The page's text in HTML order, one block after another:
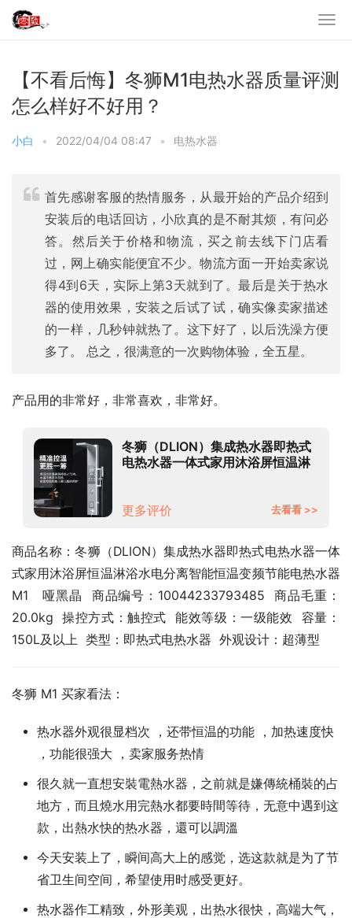
【不看后悔】冬狮M1电热水器质量评测
怎么样好不好用？
小白 • 2022/04/04 08:47 • 电热水器
首先感谢客服的热情服务，从最开始的产品介绍到
安装后的电话回访，小欣真的是不耐其烦，有问必
答。然后关于价格和物流，买之前去线下门店看
过，网上确实能便宜不少。物流方面一开始卖家说
得4到6天，实际上第3天就到了。最后是关于热水
器的使用效果，安装之后试了试，确实像卖家描述
的一样，几秒钟就热了。这下好了，以后洗澡方便
多了。 总之，很满意的一次购物体验，全五星。
产品用的非常好，非常喜欢，非常好。
冬狮（DLION）集成热水器即热式
电热水器一体式家用沐浴屏恒温淋
更多评价
去看看 >>
商品名称：冬狮（DLION）集成热水器即热式电热水器一体
式家用沐浴屏恒温淋浴水电分离智能恒温变频节能电热水器
M1   哑黑晶  商品编号：10044233793485  商品毛重：
20.0kg  操控方式：触控式  能效等级：一级能效  容量：
150L及以上  类型：即热式电热水器  外观设计：超薄型
冬狮 M1 买家看法：
热水器外观很显档次 ，还带恒温的功能 ，加热速度快
，功能很强大 ，卖家服务热情
很久就一直想安裝電熱水器，之前就是嫌傳統桶裝的占
地方，而且燒水用完熱水都要時間等待，无意中遇到这
款，出熱水快的热水器，還可以調溫
今天安装上了，瞬间高大上的感觉，选这款就是为了节
省卫生间空间，希望使用时感受更好。
热水器作工精致，外形美观，出热水很快，高端大气，